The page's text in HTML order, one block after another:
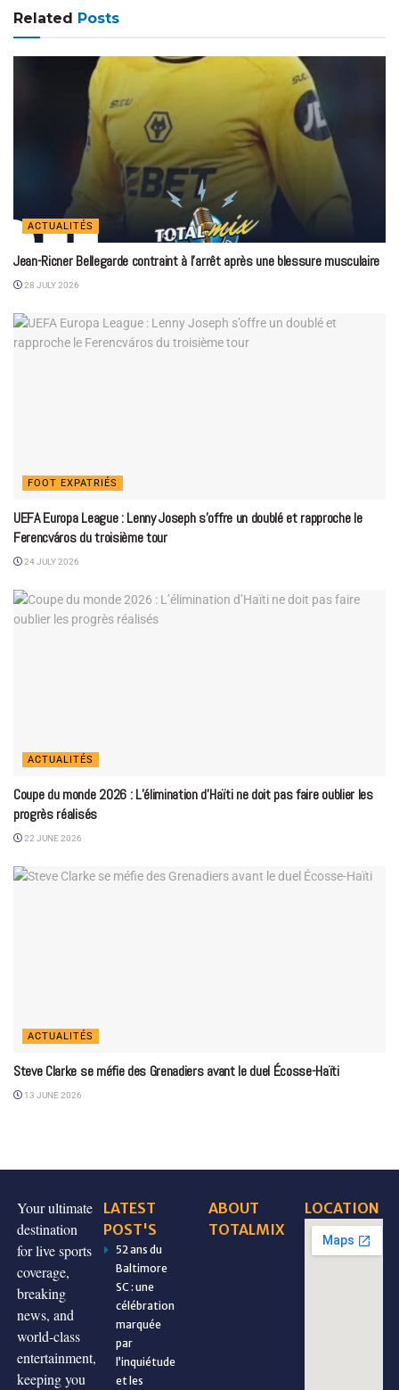
Related Posts
ACTUALITÉS
Jean-Ricner Bellegarde contraint à l’arrêt après une blessure musculaire
28 JULY 2026
FOOT EXPATRIÉS
UEFA Europa League : Lenny Joseph s’offre un doublé et rapproche le
Ferencváros du troisième tour
24 JULY 2026
ACTUALITÉS
Coupe du monde 2026 : L’élimination d’Haïti ne doit pas faire oublier les
progrès réalisés
22 JUNE 2026
ACTUALITÉS
Steve Clarke se méfie des Grenadiers avant le duel Écosse-Haïti
13 JUNE 2026
Your ultimate
destination
for live sports
coverage,
breaking
news, and
world-class
entertainment,
keeping you
LATEST
POST'S
52 ans du
Baltimore
SC : une
célébration
marquée
par
l’inquiétude
et les
ABOUT
TOTALMIX
LOCATION